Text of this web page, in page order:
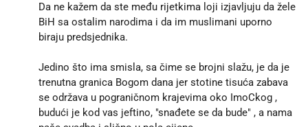
Da ne kažem da ste među rijetkima loji izjavljuju da žele
BiH sa ostalim narodima i da im muslimani uporno
biraju predsjednika.
Jedino što ima smisla, sa čime se brojni slažu, je da je
trenutna granica Bogom dana jer stotine tisuća zabava
se održava u pograničnom krajevima oko ImoCkog ,
budući je kod vas jeftino, "snađete se da bude" , a nama